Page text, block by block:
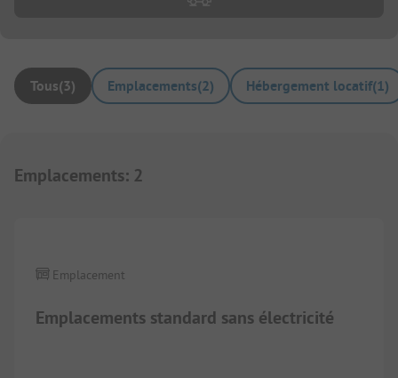
Tous(3) Emplacements(2) Hébergement locatif(1)
Emplacements: 2
Emplacements standard sans électricité
Emplacement